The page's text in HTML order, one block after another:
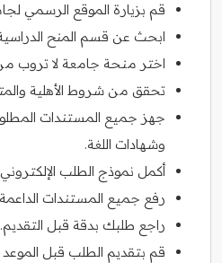
قم بزيارة الموقع الرسمي
ابحث عن قسم المنح
اختر منحة جامعة لا تروب من
تحقق من شروط الأهلية
جهز جميع المستندات
وشهادات اللغة.
أكمل نموذج الطلب الإلكتروني
رفع جميع المستندات الداعمة
راجع طلبك بدقة قبل التقديم.
قم بتقديم الطلب قبل الموعد